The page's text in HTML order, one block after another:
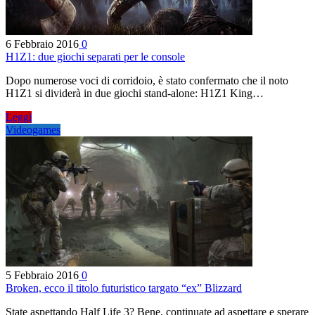
6 Febbraio 2016 0
H1Z1: due giochi separati per le console
Dopo numerose voci di corridoio, è stato confermato che il noto
H1Z1 si dividerà in due giochi stand-alone: H1Z1 King…
Leggi
Videogames
5 Febbraio 2016 0
Broken, ecco il titolo futuristico targato “ex” Blizzard
State aspettando Half Life 3? Bene, continuate ad aspettare e sperare